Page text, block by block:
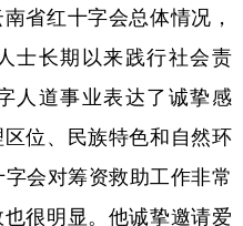
省红十字会总体情况，
士长期以来践行社会责
人道事业表达了诚挚感
位、民族特色和自然环
会对筹资救助工作非常
很明显。他诚挚邀请爱